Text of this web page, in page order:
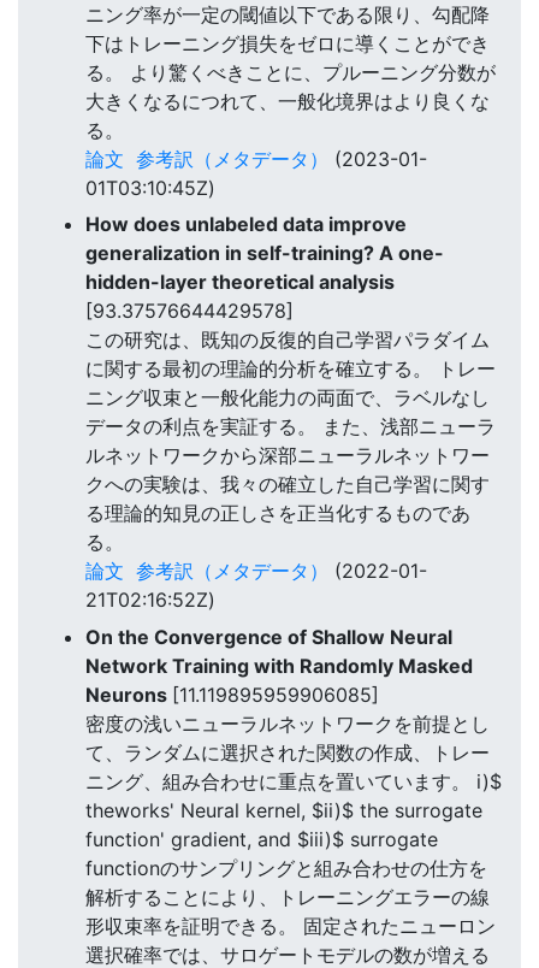
ニング率が一定の閾値以下である限り、勾配降
下はトレーニング損失をゼロに導くことができ
る。 より驚くべきことに、プルーニング分数が
大きくなるにつれて、一般化境界はより良くな
る。
論文 参考訳（メタデータ）
(2023-01-
01T03:10:45Z)
How does unlabeled data improve
generalization in self-training? A one-
hidden-layer theoretical analysis
[93.37576644429578]
この研究は、既知の反復的自己学習パラダイム
に関する最初の理論的分析を確立する。 トレー
ニング収束と一般化能力の両面で、ラベルなし
データの利点を実証する。 また、浅部ニューラ
ルネットワークから深部ニューラルネットワー
クへの実験は、我々の確立した自己学習に関す
る理論的知見の正しさを正当化するものであ
る。
論文 参考訳（メタデータ）
(2022-01-
21T02:16:52Z)
On the Convergence of Shallow Neural
Network Training with Randomly Masked
Neurons [11.119895959906085]
密度の浅いニューラルネットワークを前提とし
て、ランダムに選択された関数の作成、トレー
ニング、組み合わせに重点を置いています。 i)$
theworks' Neural kernel, $ii)$ the surrogate
function' gradient, and $iii)$ surrogate
functionのサンプリングと組み合わせの仕方を
解析することにより、トレーニングエラーの線
形収束率を証明できる。 固定されたニューロン
選択確率では、サロゲートモデルの数が増える